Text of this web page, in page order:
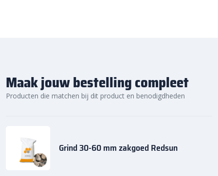
Maak jouw bestelling compleet
Producten die matchen bij dit product en benodigdheden
Grind 30-60 mm zakgoed Redsun